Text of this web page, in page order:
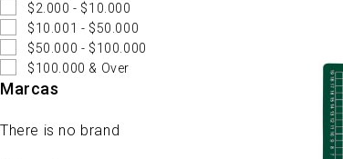
$2.000 - $10.000
$10.001 - $50.000
$50.000 - $100.000
$100.000 & Over
Marcas
There is no brand